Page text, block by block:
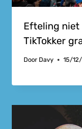
Efteling
TikTokker
Door Davy 15/